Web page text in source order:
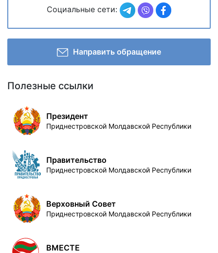
Социальные сети:
Направить обращение
Полезные ссылки
Президент
Приднестровской Молдавской Республики
Правительство
Приднестровской Молдавской Республики
Верховный Совет
Приднестровской Молдавской Республики
ВМЕСТЕ